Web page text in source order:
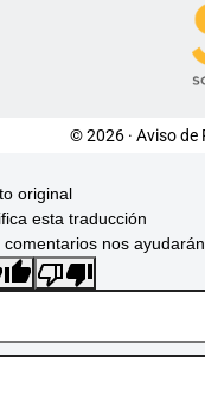
© 2026 · Aviso de
original
esta traducción
comentarios nos